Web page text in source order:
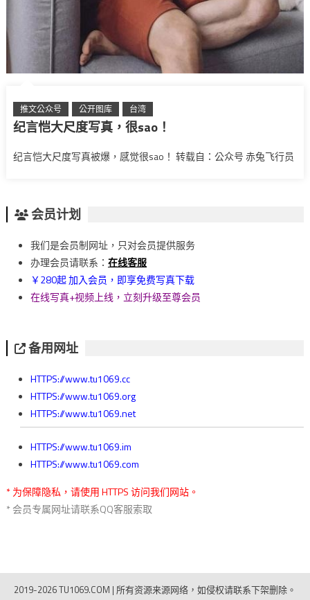
推文公众号 公开图库 台湾
纪言恺大尺度写真，很sao！
纪言恺大尺度写真被爆，感觉很sao！ 转载自：公众号 赤兔飞行员
会员计划
我们是会员制网址，只对会员提供服务
办理会员请联系： 在线客服
￥280起 加入会员，即享免费写真下载
在线写真+视频上线，立刻升级至尊会员
备用网址
HTTPS://www.tu1069.cc
HTTPS://www.tu1069.org
HTTPS://www.tu1069.net
HTTPS://www.tu1069.im
HTTPS://www.tu1069.com
* 为保障隐私，请使用 HTTPS 访问我们网站。
* 会员专属网址请联系QQ客服索取
2019-2026 TU1069.COM | 所有资源来源网络，如侵权请联系下架删除。